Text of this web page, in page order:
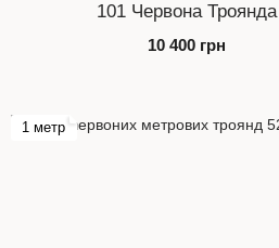
101 Червона Троянда
10 400 грн
1 метр